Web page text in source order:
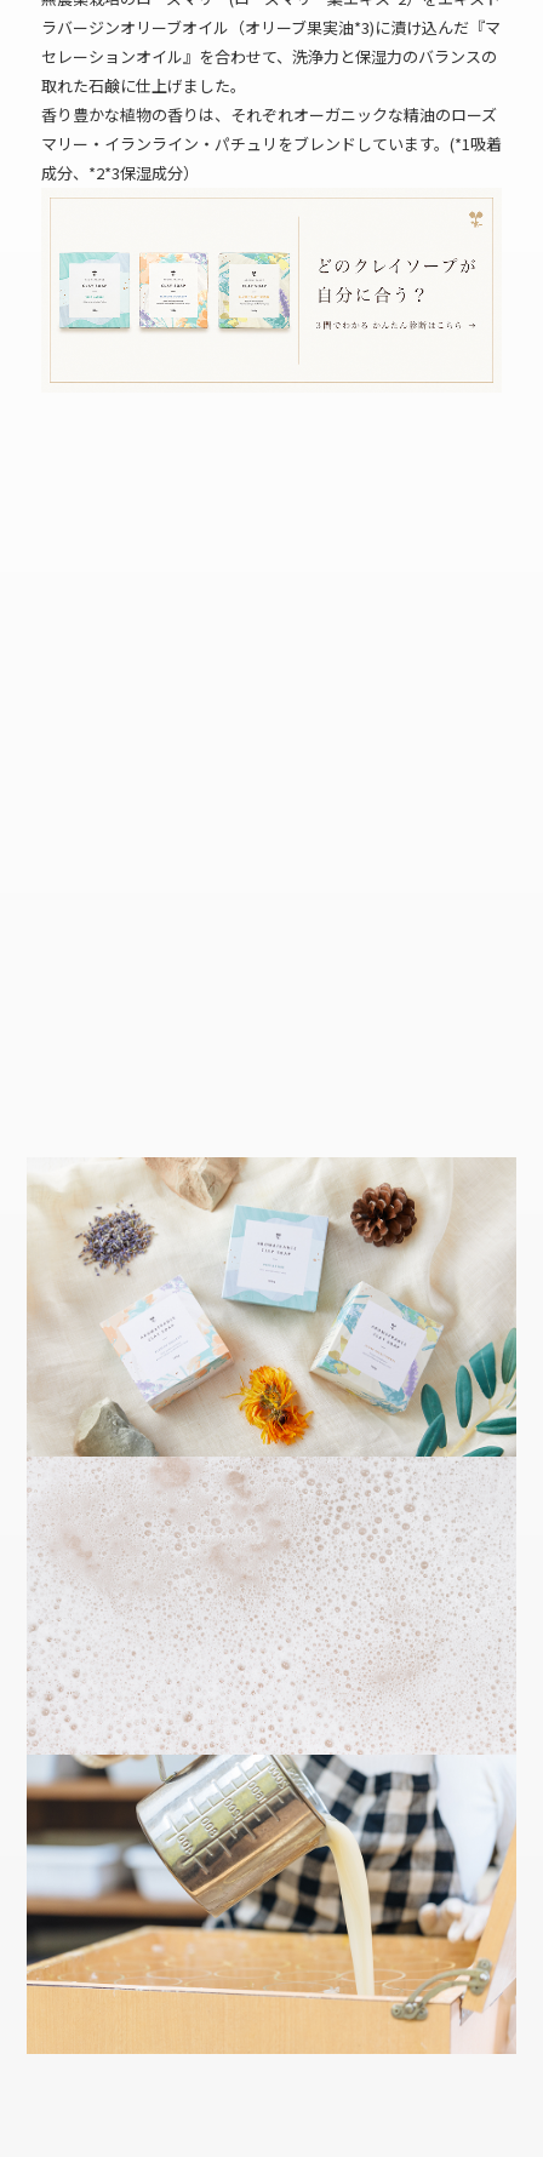
ラバージンオリーブオイル（オリーブ果実油*3)に漬け込んだ『マ
セレーションオイル』を合わせて、洗浄力と保湿力のバランスの
取れた石鹸に仕上げました。
香り豊かな植物の香りは、それぞれオーガニックな精油のローズ
マリー・イランライン・パチュリをブレンドしています。(*1吸着
成分、*2*3保湿成分）